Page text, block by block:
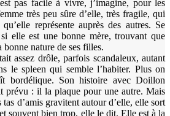
pas facile à vivre, j’imagine, pour les
très peu sûre d’elle, très fragile, qui
représente auprès des autres. Se
elle est une bonne mère, trouvant que
nature de ses filles.
assez drôle, parfois scandaleux, autant
le spleen qui semble l’habiter. Plus on
bordélique. Son histoire avec Doillon
prévu : il la plaque pour une autre. Mais
tas d’amis gravitent autour d’elle, elle sort
souvent bien trop, elle le dit. Elle est à la